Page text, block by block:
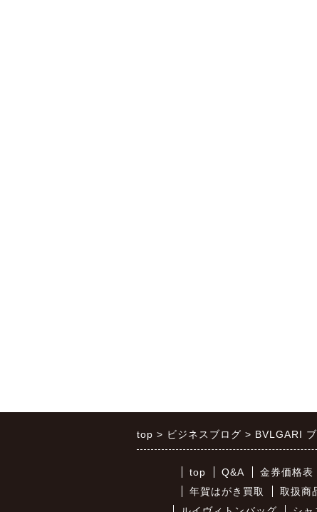
top ビジネスブログ BVLGARI
top Q&A 金券価格表
年賀はがき買取
取扱商